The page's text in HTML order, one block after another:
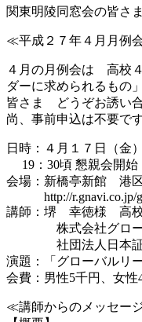
関東明陵同窓会の皆さ
≪平成２７年４月月例
４月の月例会は 高校
ダーに求められるもの
皆さま どうぞお誘い合
尚、事前申込は不要です
日時：４月１７日（
19：30頃 懇親会開始
会場：新橋亭新館 港
http://r.gnavi.co.jp/
講師：堺 幸徳様 高校
株式会社グロービ
社団法人日本証券
演題：「グローバルリ
会費：男性5千円、女性
≪講師からのメッセー